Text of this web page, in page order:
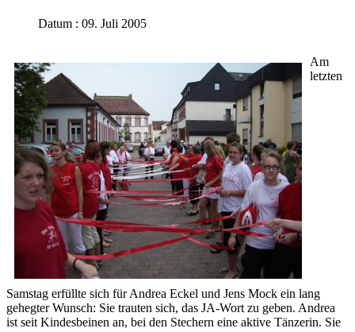
Datum : 09. Juli 2005
Am
letzten
Samstag erfüllte sich für Andrea Eckel und Jens Mock ein lang
gehegter Wunsch: Sie trauten sich, das JA-Wort zu geben. Andrea
ist seit Kindesbeinen an, bei den Stechern eine aktive Tänzerin. Sie